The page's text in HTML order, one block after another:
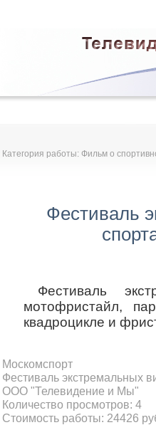
Категория работы: Фильм о
Фестиваль
Фестиваль
мотофристайл,
квадроцикле и
Москомспорт
Фестиваль экстремальных
ООО "Телевидение и Мы"
Количество просмотров: 4
Стоимость работы: 24426